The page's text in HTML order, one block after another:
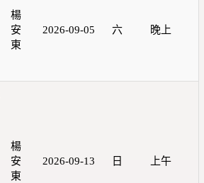
楊
安
東
2026-09-05 六 晚上
楊
安
東
2026-09-13 日 上午